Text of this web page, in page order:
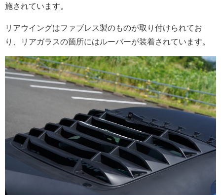
施されています。
リアウイングはファブレス製のものが取り付けられてお
り、リアガラスの箇所にはルーバーが装着されています。